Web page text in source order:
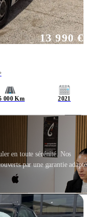
000 Km 2021
13 990 €
en toute sérénité. Nos
par une garantie